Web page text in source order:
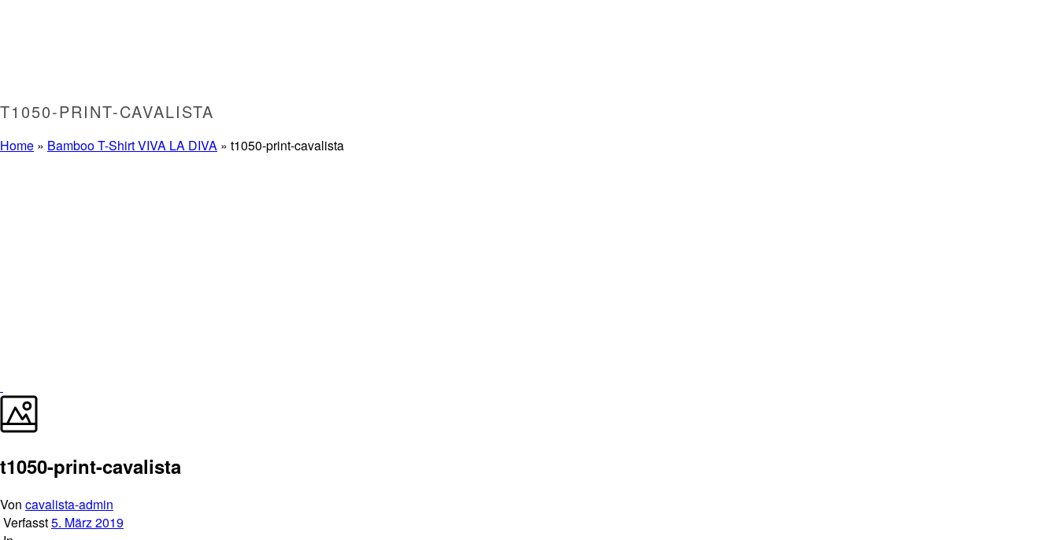
T1050-PRINT-CAVALISTA
Home » Bamboo T-Shirt VIVA LA DIVA » t1050-print-cavalista
t1050-print-cavalista
Von cavalista-admin
Verfasst5. März 2019